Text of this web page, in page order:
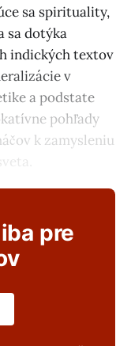
sa spirituality,
sa dotýka
indických textov
v
a podstate
pohľady
k zamysleniu
pre